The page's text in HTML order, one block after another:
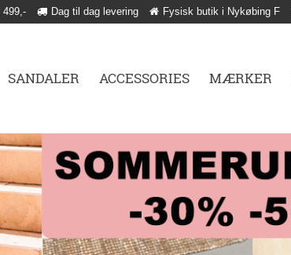
Dag til dag levering Fysisk butik i Nykøbing F
SANDALER ACCESSORIES MÆRKER